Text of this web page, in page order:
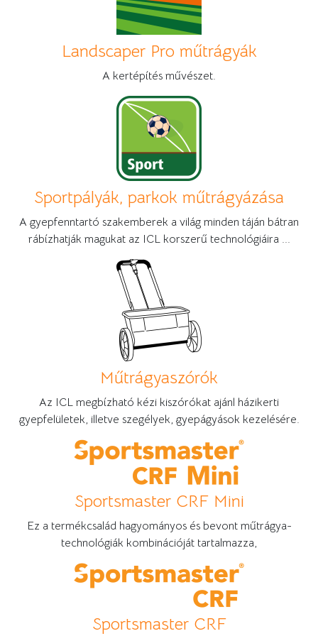
Landscaper Pro műtrágyák
A kertépítés művészet.
Sportpályák, parkok műtrágyázása
A gyepfenntartó szakemberek a világ minden táján bátran
rábízhatják magukat az ICL korszerű technológiáira ...
Műtrágyaszórók
Az ICL megbízható kézi kiszórókat ajánl házikerti
gyepfelületek, illetve szegélyek, gyepágyások kezelésére.
Sportsmaster CRF Mini
Ez a termékcsalád hagyományos és bevont műtrágya-
technológiák kombinációját tartalmazza,
Sportsmaster CRF